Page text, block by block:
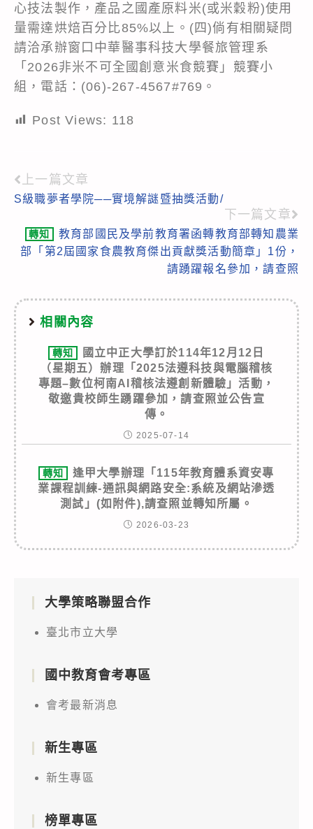
心技法製作，產品之國產原料米(或米穀粉)使用
量需達烘焙百分比85%以上。(四)倘有相關疑問
請洽承辦窗口中華醫事科技大學餐旅管理系
「2026非米不可全國創意米食競賽」競賽小
組，電話：(06)-267-4567#769。
Post Views: 118
Read
more
articles
上一篇文章
S級職夢者學院──實境解謎暨抽獎活動/
下一篇文章
轉知
教育部國民及學前教育署函轉教育部轉知農業
部「第2屆國家食農教育傑出貢獻獎活動簡章」1份，
請踴躍報名參加，請查照
相關內容
轉知
國立中正大學訂於114年12月12日
（星期五）辦理「2025法遵科技與電腦稽核
專題–數位柯南AI稽核法遵創新體驗」活動，
敬邀貴校師生踴躍參加，請查照並公告宣
傳。
2025-07-14
轉知
逢甲大學辦理「115年教育體系資安專
業課程訓練-通訊與網路安全:系統及網站滲透
測試」(如附件),請查照並轉知所屬。
2026-03-23
大學策略聯盟合作
臺北市立大學
國中教育會考專區
會考最新消息
新生專區
新生專區
榜單專區